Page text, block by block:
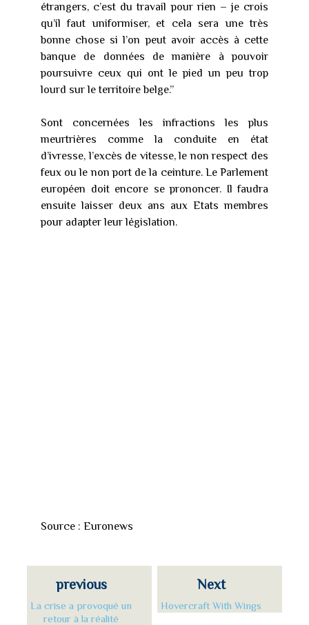
étrangers, c’est du travail pour rien – je crois
qu’il faut uniformiser, et cela sera une très
bonne chose si l’on peut avoir accès à cette
banque de données de manière à pouvoir
poursuivre ceux qui ont le pied un peu trop
lourd sur le territoire belge.”
Sont concernées les infractions les plus
meurtrières comme la conduite en état
d’ivresse, l’excès de vitesse, le non respect des
feux ou le non port de la ceinture. Le Parlement
européen doit encore se prononcer. Il faudra
ensuite laisser deux ans aux Etats membres
pour adapter leur législation.
Source : Euronews
Next
Hovercraft With Wings
previous
La crise a provoqué un
retour à la réalité